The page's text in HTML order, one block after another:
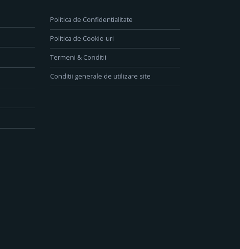
Politica de Confidentialitate
Politica de Cookie-uri
Termeni & Conditii
Conditii generale de utilizare site